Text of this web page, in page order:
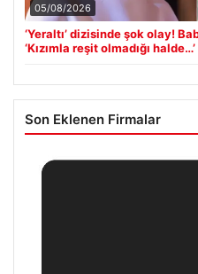
05/08/2026
‘Yeraltı’ dizisinde şok olay!
‘Kızımla reşit olmadığı halde…’
Son Eklenen Firmalar